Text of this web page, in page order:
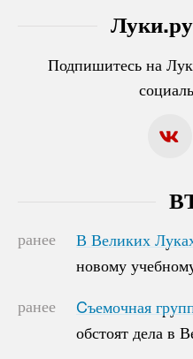
Подпишитесь на
ранее
В Великих
новому
В Великих
новому
ранее
Cъемочная
обстоят дела в
Cъемочная
обстоят дела в